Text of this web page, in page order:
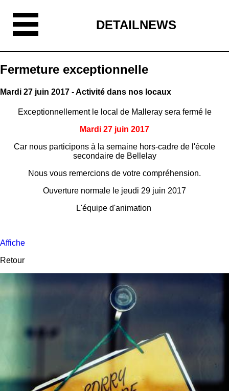
DETAILNEWS
Fermeture exceptionnelle
Mardi 27 juin 2017 - Activité dans nos locaux
Exceptionnellement le local de Malleray sera fermé le
Mardi 27 juin 2017
Car nous participons à la semaine hors-cadre de l'école
secondaire de Bellelay
Nous vous remercions de votre compréhension.
Ouverture normale le jeudi 29 juin 2017
L'équipe d'animation
Affiche
Retour